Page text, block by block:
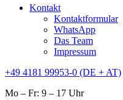
Kontakt
Kontaktformular
WhatsApp
Das Team
Impressum
+49 4181 99953-0 (DE + AT)
Mo – Fr: 9 – 17 Uhr